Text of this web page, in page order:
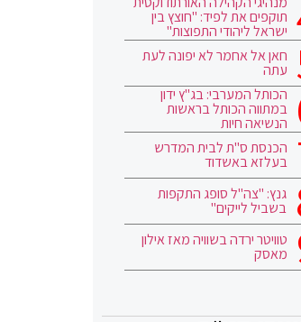
תוקפים את לפיד: "חוצץ בין
ישראל ליהודי התפוצות"
חאן אל אחמר לא יפונה לעת
עתה
הכותל המערבי: בג"ץ ידון
במתווה הכותל בראשות
הנשיאה חיות
הכנסת ס"ת לבית המדרש
בעלזא באשדוד
גנץ: "צה"ל סופג התקפות
בשביל לייקים"
טוויטר ירדה בשוויה מאז אילון
מאסק